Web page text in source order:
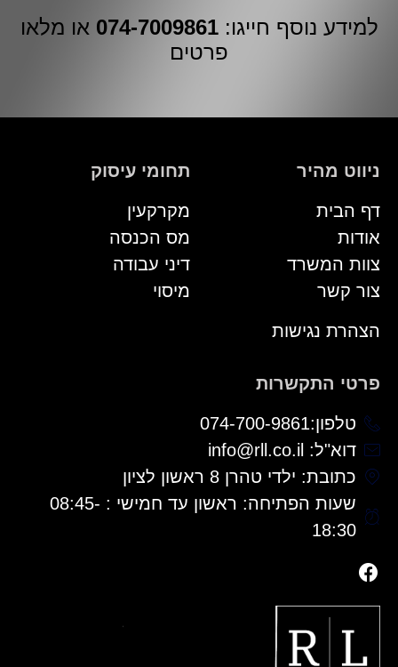
למידע נוסף חייגו:074-7009861 או מלאו
פרטים
ניווט מהיר
דף הבית
אודות
צוות המשרד
צור קשר
הצהרת נגישות
תחומי עיסוק
מקרקעין
מס הכנסה
דיני עבודה
מיסוי
פרטי התקשרות
טלפון:074-700-9861
דוא"ל: info@rll.co.il
כתובת: ילדי טהרן 8 ראשון לציון
שעות הפתיחה: ראשון עד חמישי : 08:45-
18:30